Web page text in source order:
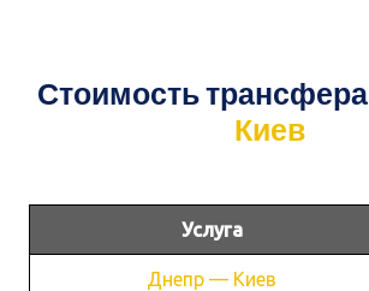
Стоимость трансфера
Киев
Услуга
Днепр — Киев